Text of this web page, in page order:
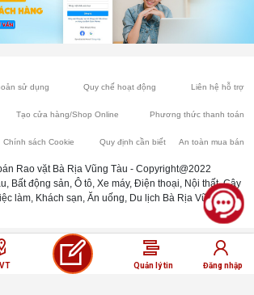
Quản lý tin Đăng nhập
sử dụng Quy chế hoạt động Liên hệ hỗ trợ
Tạo cửa hàng/Shop Online Phương thức thanh toán
Chính sách Cookie Quy định cần biết An toàn mua bán
Rao vặt Bà Rịa Vũng Tàu - Copyright@2022
Bất động sản, Ô tô, Xe máy, Điện thoại, Nội thất, Cây
làm, Khách sạn, Ăn uống, Du lịch Bà Rịa Vũng Tàu